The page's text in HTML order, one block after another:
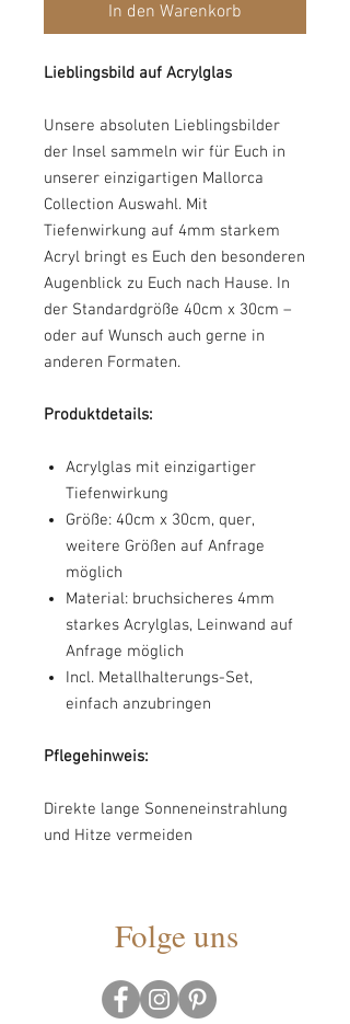
In den Warenkorb
Lieblingsbild auf Acrylglas
Unsere absoluten Lieblingsbilder
der Insel sammeln wir für Euch in
unserer einzigartigen Mallorca
Collection Auswahl. Mit
Tiefenwirkung auf 4mm starkem
Acryl bringt es Euch den besonderen
Augenblick zu Euch nach Hause. In
der Standardgröße 40cm x 30cm –
oder auf Wunsch auch gerne in
anderen Formaten.
Produktdetails:
Acrylglas mit einzigartiger
Tiefenwirkung
Größe: 40cm x 30cm, quer,
weitere Größen auf Anfrage
möglich
Material: bruchsicheres 4mm
starkes Acrylglas, Leinwand auf
Anfrage möglich
Incl. Metallhalterungs-Set,
einfach anzubringen
Pflegehinweis:
Direkte lange Sonneneinstrahlung
und Hitze vermeiden
Folge uns